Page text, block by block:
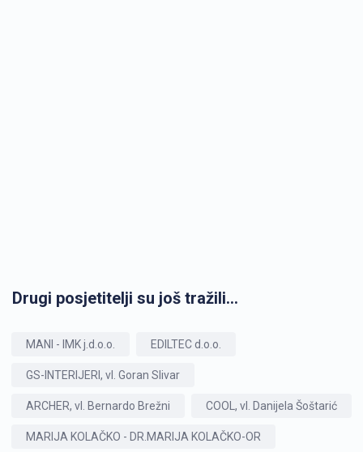
Drugi posjetitelji su još tražili...
MANI - IMK j.d.o.o. EDILTEC d.o.o.
GS-INTERIJERI, vl. Goran Slivar
ARCHER, vl. Bernardo Brežni COOL, vl. Danijela Šoštarić
MARIJA KOLAČKO - DR.MARIJA KOLAČKO-OR